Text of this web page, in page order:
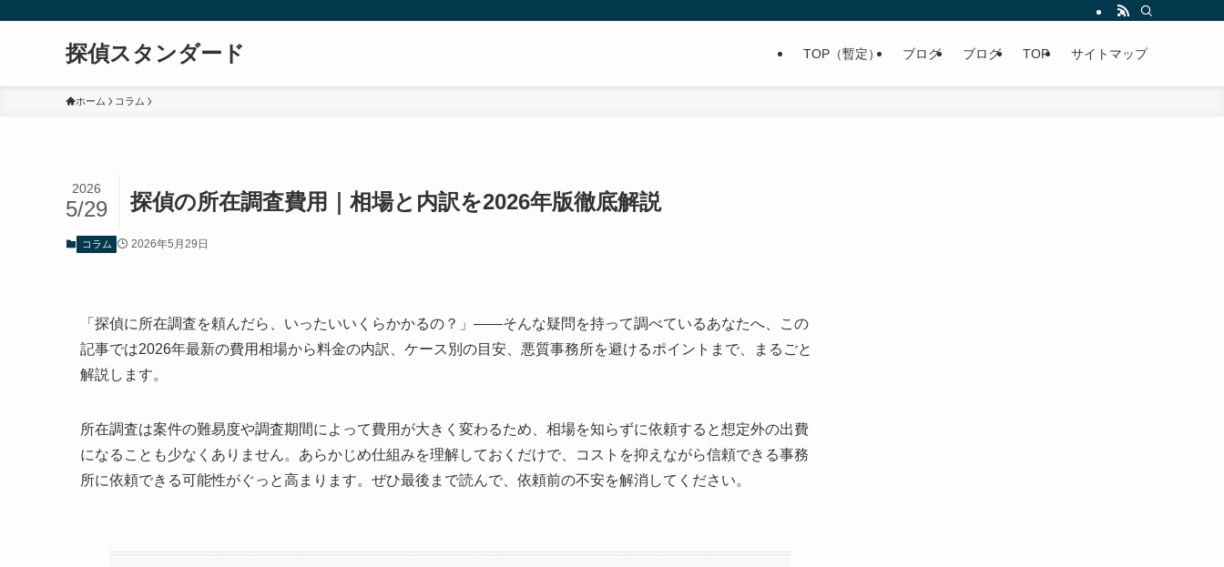
探偵スタンダード TOP（暫定） ブログ ブログ TOP サイトマップ
ホーム コラム
探偵の所在調査費用｜相場と内訳を2026年版徹底解説
2026
5/29
コラム 2026年5月29日
「探偵に所在調査を頼んだら、いったいいくらかかるの？」——そんな疑問を持って調べているあなたへ、この
記事では2026年最新の費用相場から料金の内訳、ケース別の目安、悪質事務所を避けるポイントまで、まるごと
解説します。
所在調査は案件の難易度や調査期間によって費用が大きく変わるため、相場を知らずに依頼すると想定外の出費
になることも少なくありません。あらかじめ仕組みを理解しておくだけで、コストを抑えながら信頼できる事務
所に依頼できる可能性がぐっと高まります。ぜひ最後まで読んで、依頼前の不安を解消してください。